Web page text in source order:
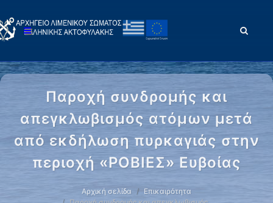
Παροχή συνδρομής και
απεγκλωβισμός ατόμων μετά
από εκδήλωση πυρκαγιάς στην
περιοχή «ΡΟΒΙΕΣ» Ευβοίας
Αρχική σελίδα
Επικαιρότητα